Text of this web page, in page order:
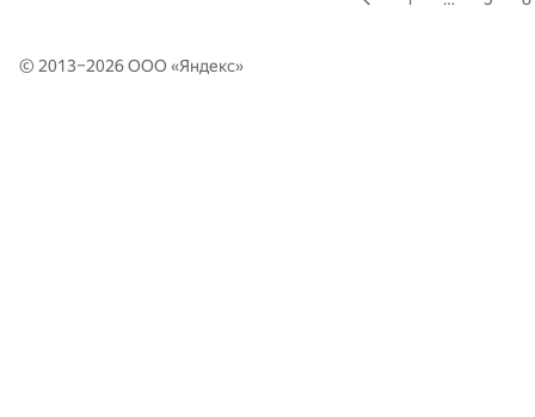
© 2013–2026 ООО «Яндекс»